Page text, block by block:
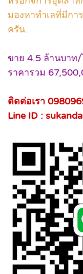
มองหาทำเลที่มีก
ครัน.
ขาย 4.5 ล้านบาท/
ราคารวม
ติดต่อเรา
Line ID :